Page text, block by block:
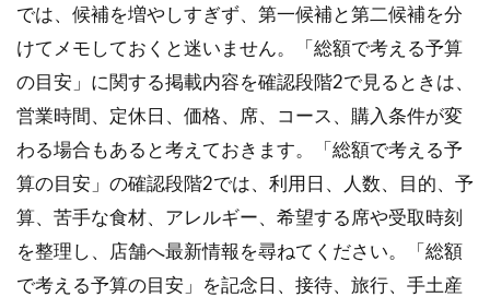
では、候補を増やしすぎず、第一候補と第二候補を分
けてメモしておくと迷いません。「総額で考える予算
の目安」に関する掲載内容を確認段階2で見るときは、
営業時間、定休日、価格、席、コース、購入条件が変
わる場合もあると考えておきます。「総額で考える予
算の目安」の確認段階2では、利用日、人数、目的、予
算、苦手な食材、アレルギー、希望する席や受取時刻
を整理し、店舗へ最新情報を尋ねてください。「総額
で考える予算の目安」を記念日、接待、旅行、手土産